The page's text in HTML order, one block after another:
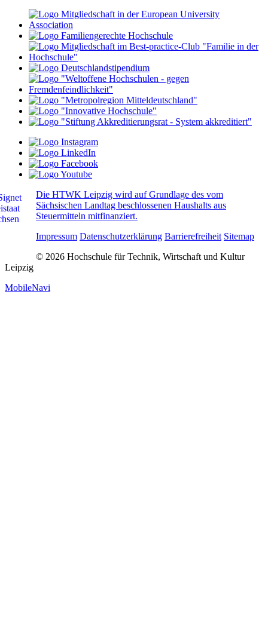
Die HTWK Leipzig wird auf Grundlage des vom
Sächsischen Landtag beschlossenen Haushalts aus
Steuermitteln mitfinanziert.
Impressum Datenschutzerklärung Barrierefreiheit Sitemap
© 2026 Hochschule für Technik, Wirtschaft und Kultur
Leipzig
MobileNavi